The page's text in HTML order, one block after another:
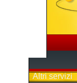
Altri servizi